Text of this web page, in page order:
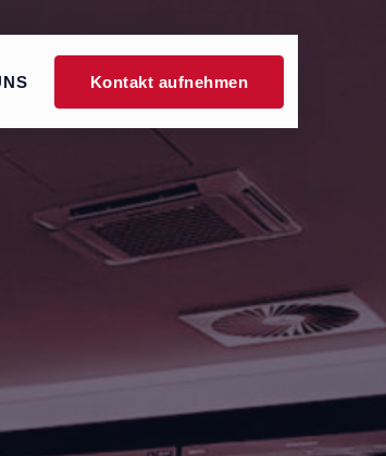
VON 'TIPICO SHOPS'
UNTERPUNKTE VON 'ÜBER UNS'
Kontakt aufnehmen